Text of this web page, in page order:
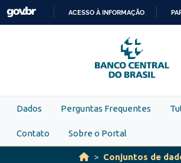
Skip to main content
PARA
O
CONTEÚDO
ACESSO À INFORMAÇÃO
Dados Perguntas Frequentes
Contato Sobre o Portal
Conjuntos de